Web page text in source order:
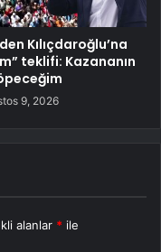
Kılıçdaroğlu’na
teklifi: Kazananın
9, 2026
alanlar * ile